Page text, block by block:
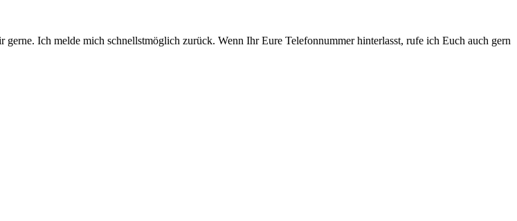
Ich melde mich schnellstmöglich zurück. Wenn Ihr Eure Telefonnummer hinterlasst, rufe ich Euch auch gern